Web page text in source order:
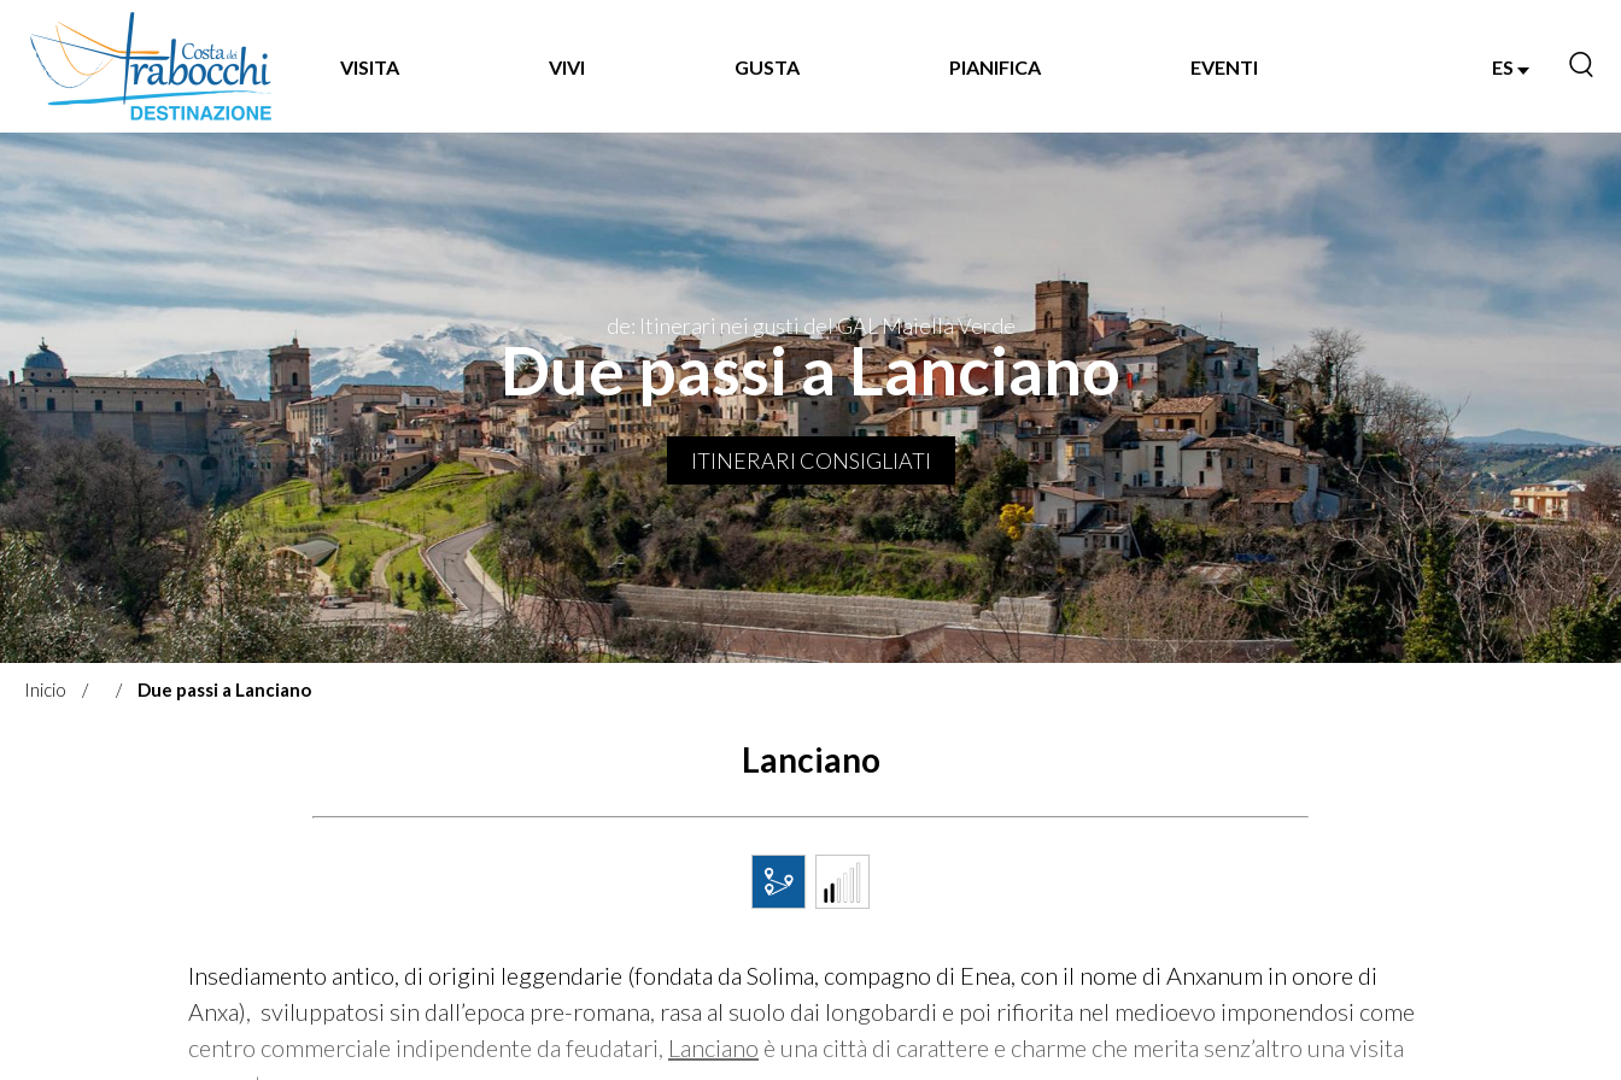
VISITA VIVI GUSTA PIANIFICA EVENTI ES
de: Itinerari nei gusti del GAL Maiella Verde
Due passi a Lanciano
ITINERARI CONSIGLIATI
Inicio Due passi a Lanciano
Lanciano
Insediamento antico, di origini leggendarie (fondata da Solima, compagno di Enea, con il nome di Anxanum in onore di
Anxa), sviluppatosi sin dall’epoca pre-romana, rasa al suolo dai longobardi e poi rifiorita nel medioevo imponendosi come
centro commerciale indipendente da feudatari, Lanciano è una città di carattere e charme che merita senz’altro una visita